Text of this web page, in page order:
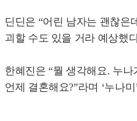
딘딘은 “어린 남자는 괜찮
괴할 수도 있을 거라 예상했
한혜진은 “뭘 생각해요. 누
언제 결혼해요?”라며 ‘누나